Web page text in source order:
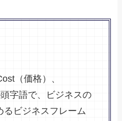
（価格）、
字語で、ビジネスの
るビジネスフレーム